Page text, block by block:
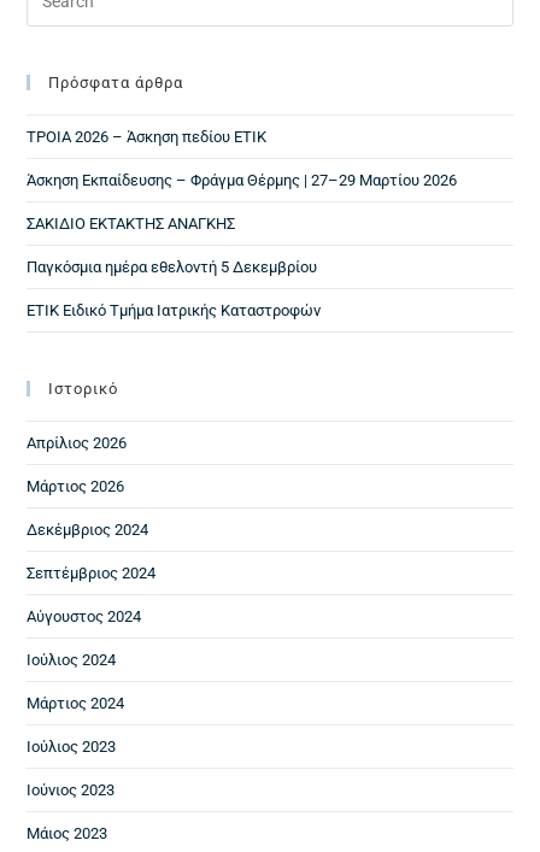
Πρόσφατα άρθρα
ΤΡΟΙΑ 2026 – Άσκηση πεδίου ΕΤΙΚ
Άσκηση Εκπαίδευσης – Φράγμα Θέρμης | 27–29 Μαρτίου 2026
ΣΑΚΙΔΙΟ ΕΚΤΑΚΤΗΣ ΑΝΑΓΚΗΣ
Παγκόσμια ημέρα εθελοντή 5 Δεκεμβρίου
ΕΤΙΚ Ειδικό Τμήμα Ιατρικής Καταστροφών
Ιστορικό
Απρίλιος 2026
Μάρτιος 2026
Δεκέμβριος 2024
Σεπτέμβριος 2024
Αύγουστος 2024
Ιούλιος 2024
Μάρτιος 2024
Ιούλιος 2023
Ιούνιος 2023
Μάιος 2023